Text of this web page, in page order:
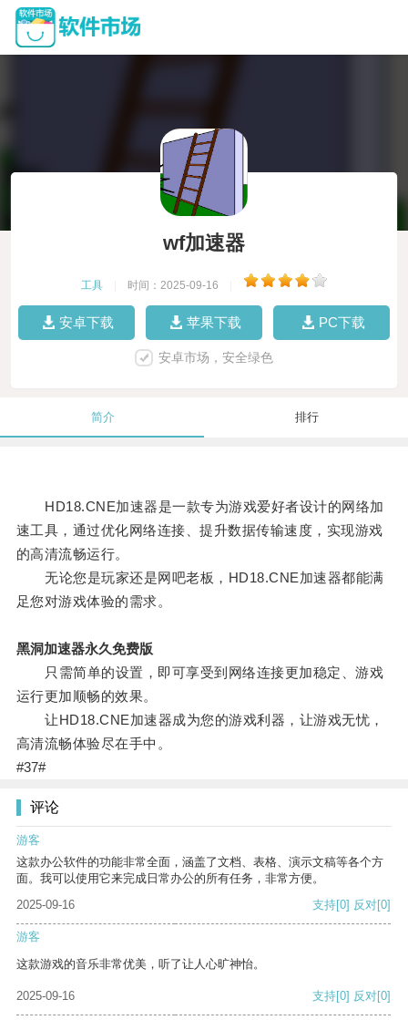
wf加速器
工具 时间：2025-09-16
安卓下载 苹果下载 PC下载
安卓市场，安全绿色
简介 排行
HD18.CNE加速器是一款专为游戏爱好者设计的网络加
速工具，通过优化网络连接、提升数据传输速度，实现游戏
的高清流畅运行。
无论您是玩家还是网吧老板，HD18.CNE加速器都能满
足您对游戏体验的需求。
黑洞加速器永久免费版
只需简单的设置，即可享受到网络连接更加稳定、游戏
运行更加顺畅的效果。
让HD18.CNE加速器成为您的游戏利器，让游戏无忧，
高清流畅体验尽在手中。
#37#
评论
游客
这款办公软件的功能非常全面，涵盖了文档、表格、演示文稿等各个方
面。我可以使用它来完成日常办公的所有任务，非常方便。
2025-09-16
支持[0] 反对[0]
游客
这款游戏的音乐非常优美，听了让人心旷神怡。
2025-09-16 支持[0] 反对[0]